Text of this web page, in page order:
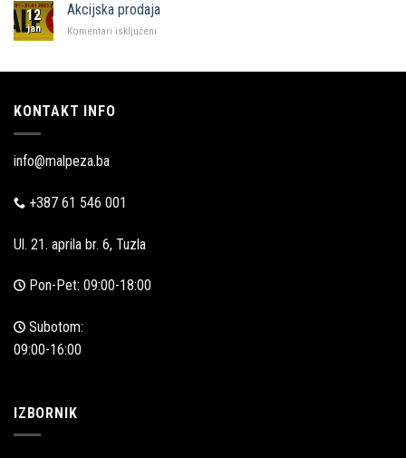
Zadru
12
jan
Akcijska prodaja
Komentari isključeni
KONTAKT INFO
info@malpeza.ba
+387 61 546 001
Ul. 21. aprila br. 6, Tuzla
Pon-Pet: 09:00-18:00
Subotom:
09:00-16:00
IZBORNIK